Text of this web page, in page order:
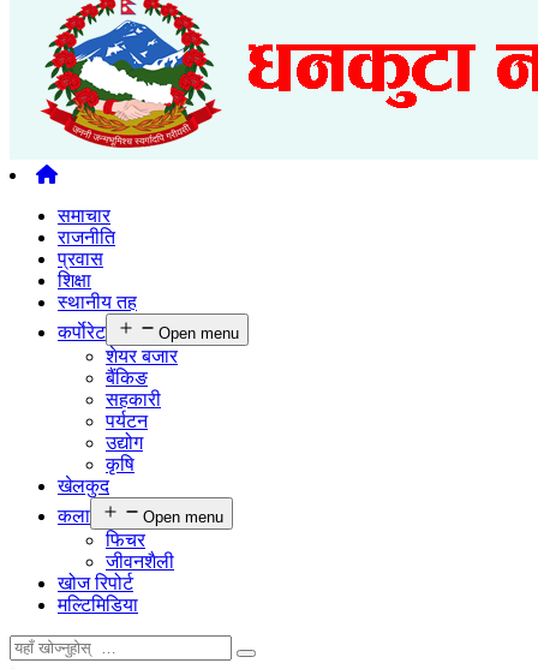
समाचार
राजनीति
प्रवास
शिक्षा
स्थानीय तह
कर्पाेरेट
Open menu
शेयर बजार
बैंकिङ
सहकारी
पर्यटन
उद्योग
कृषि
खेलकुद
कला
Open menu
फिचर
जीवनशैली
खोज रिपोर्ट
मल्टिमिडिया